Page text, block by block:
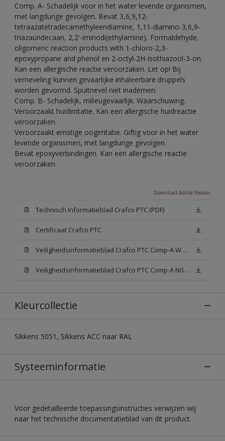
Comp. A- Schadelijk voor in het water levende organismen,
met langdurige gevolgen. Bevat 3,6,9,12-
tetraazatetradecamethyleendiamine, 1,11-diamino-3,6,9-
triazaündecaan, 2,2'-iminodi(ethylamine), Formaldehyde,
oligomeric reaction products with 1-chloro-2,3-
epoxypropane and phenol en 2-octyl-2H-isothiazool-3-on.
Kan een allergische reactie veroorzaken. Let op! Bij
verneveling kunnen gevaarlijke inhaleerbare druppels
worden gevormd. Spuitnevel niet inademen.
Comp. B- Schadelijk, milieugevaarlijk. Waarschuwing.
Veroorzaakt huidirritatie. Kan een allergische huidreactie
veroorzaken.
Veroorzaakt ernstige oogirritatie. Giftig voor in het water
levende organismen, met langdurige gevolgen.
Bevat epoxyverbindingen. Kan een allergische reactie
veroorzaken.
Download Adobe Reader
Technisch Informatieblad Crafco PTC (PDF)
Certificaat Crafco PTC
Veiligheidsinformatieblad Crafco PTC Comp-A W05 (MSDS)
Veiligheidsinformatieblad Crafco PTC Comp-A N00 (MSDS)
Kleurcollectie
Sikkens 5051, Sikkens ACC naar RAL
Systeeminformatie
Voor gedetailleerde toepassingsinstructies verwijzen wij
naar het technische documentatieblad van dit product.